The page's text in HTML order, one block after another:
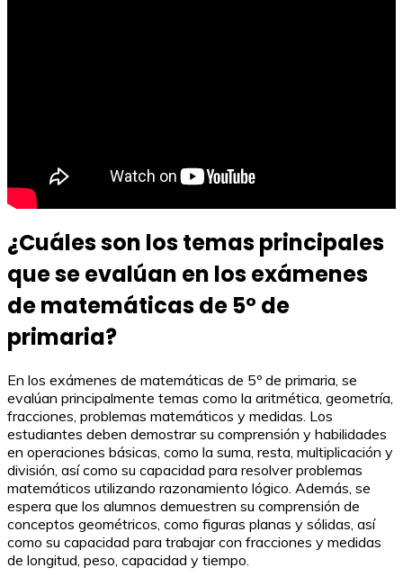
¿Cuáles son los temas principales
que se evalúan en los exámenes
de matemáticas de 5º de
primaria?
En los exámenes de matemáticas de 5º de primaria, se
evalúan principalmente temas como la aritmética, geometría,
fracciones, problemas matemáticos y medidas. Los
estudiantes deben demostrar su comprensión y habilidades
en operaciones básicas, como la suma, resta, multiplicación y
división, así como su capacidad para resolver problemas
matemáticos utilizando razonamiento lógico. Además, se
espera que los alumnos demuestren su comprensión de
conceptos geométricos, como figuras planas y sólidas, así
como su capacidad para trabajar con fracciones y medidas
de longitud, peso, capacidad y tiempo.